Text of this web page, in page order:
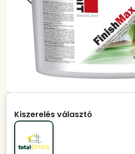
Kiszerelés választó